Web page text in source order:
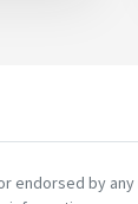
endorsed by